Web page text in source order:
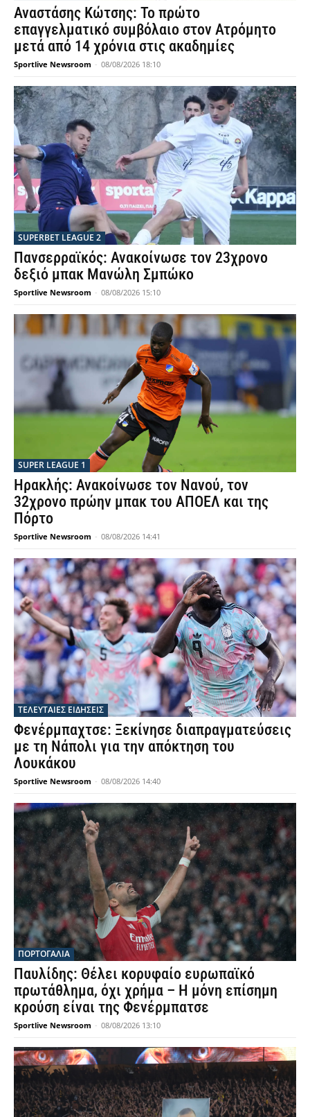
Αναστάσης Κώτσης: Το πρώτο
επαγγελματικό συμβόλαιο στον Ατρόμητο
μετά από 14 χρόνια στις ακαδημίες
Sportlive Newsroom - 08/08/2026 18:10
SUPERBET LEAGUE 2
Πανσερραϊκός: Ανακοίνωσε τον 23χρονο
δεξιό μπακ Μανώλη Σμπώκο
Sportlive Newsroom - 08/08/2026 15:10
SUPER LEAGUE 1
Ηρακλής: Ανακοίνωσε τον Νανού, τον
32χρονο πρώην μπακ του ΑΠΟΕΛ και της
Πόρτο
Sportlive Newsroom - 08/08/2026 14:41
ΤΕΛΕΥΤΑΙΕΣ ΕΙΔΗΣΕΙΣ
Φενέρμπαχτσε: Ξεκίνησε διαπραγματεύσεις
με τη Νάπολι για την απόκτηση του
Λουκάκου
Sportlive Newsroom - 08/08/2026 14:40
ΠΟΡΤΟΓΑΛΙΑ
Παυλίδης: Θέλει κορυφαίο ευρωπαϊκό
πρωτάθλημα, όχι χρήμα – Η μόνη επίσημη
κρούση είναι της Φενέρμπατσε
Sportlive Newsroom - 08/08/2026 13:10